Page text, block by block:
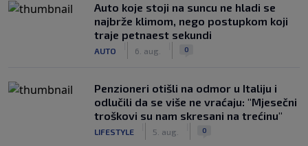
Auto koje stoji na suncu ne hladi se
najbrže klimom, nego postupkom koji
traje petnaest sekundi
AUTO 6. aug. 0
Penzioneri otišli na odmor u Italiju i
odlučili da se više ne vraćaju: "Mjesečni
troškovi su nam skresani na trećinu"
LIFESTYLE 5. aug. 0